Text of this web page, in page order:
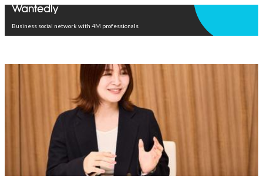
Business social network with 4M professionals